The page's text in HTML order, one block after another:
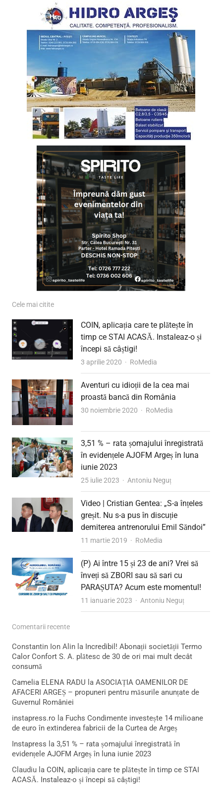
Cele mai citite
COIN, aplicația care te plătește în
timp ce STAI ACASĂ. Instaleaz-o și
începi să câștigi!
3 aprilie 2020 Author
RoMedia
Aventuri cu idioții de la cea mai
proastă bancă din România
30 noiembrie 2020 Author
RoMedia
3,51 % – rata șomajului înregistrată
în evidențele AJOFM Argeș în luna
iunie 2023
25 iulie 2023 Author
Antoniu Neguț
Video | Cristian Gentea: „S-a înțeles
greșit. Nu s-a pus în discuție
demiterea antrenorului Emil Săndoi”
11 martie 2019 Author
RoMedia
(P) Ai între 15 și 23 de ani? Vrei să
înveți să ZBORI sau să sari cu
PARAȘUTA? Acum este momentul!
11 ianuarie 2023 Author
Antoniu Neguț
Comentarii recente
Constantin Ion Alin la Incredibil! Abonații societății Termo
Calor Confort S. A. plătesc de 30 de ori mai mult decât
consumă
Camelia ELENA RADU la ASOCIAȚIA OAMENILOR DE
AFACERI ARGEȘ – propuneri pentru măsurile anunțate de
Guvernul României
instapress.ro la Fuchs Condimente investește 14 milioane
de euro în extinderea fabricii de la Curtea de Argeș
Instapress la 3,51 % – rata șomajului înregistrată în
evidențele AJOFM Argeș în luna iunie 2023
Claudiu la COIN, aplicația care te plătește în timp ce STAI
ACASĂ. Instaleaz-o și începi să câștigi!